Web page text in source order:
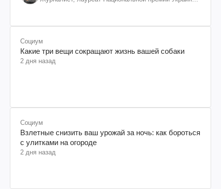
Социум
Какие три вещи сокращают жизнь вашей собаки
2 дня назад
Социум
Взлетные снизить ваш урожай за ночь: как бороться
с улитками на огороде
2 дня назад